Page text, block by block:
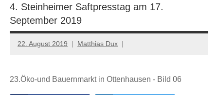
4. Steinheimer Saftpresstag am 17.
September 2019
22. August 2019 Matthias Dux
23.Öko-und Bauernmarkt in Ottenhausen - Bild 06